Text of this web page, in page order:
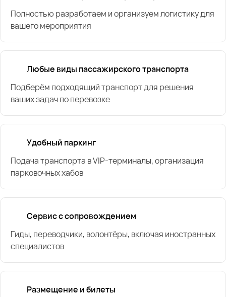
Полностью разработаем и организуем логистику для
вашего мероприятия
Любые виды пассажирского транспорта
Подберём подходящий транспорт для решения
ваших задач по перевозке
Удобный паркинг
Подача транспорта в VIP-терминалы, организация
парковочных хабов
Сервис с сопровождением
Гиды, переводчики, волонтёры, включая иностранных
специалистов
Размещение и билеты